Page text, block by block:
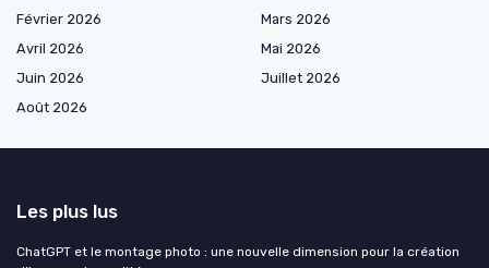
Février 2026
Mars 2026
Avril 2026
Mai 2026
Juin 2026
Juillet 2026
Août 2026
Les plus lus
ChatGPT et le montage photo : une nouvelle dimension pour la création